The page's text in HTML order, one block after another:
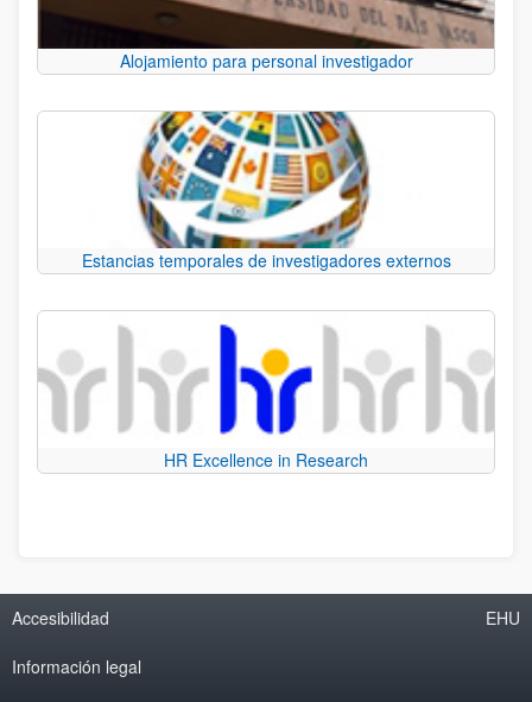
Alojamiento para personal investigador
Estancias temporales de investigadores externos
HR Excellence in Research
Accesibilidad
Información legal
EHU